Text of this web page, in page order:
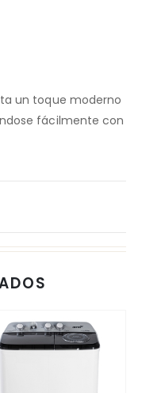
un toque moderno
fácilmente con